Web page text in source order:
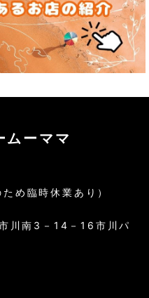
ーママ
め臨時休業あり）
川南3－14－16市川パ